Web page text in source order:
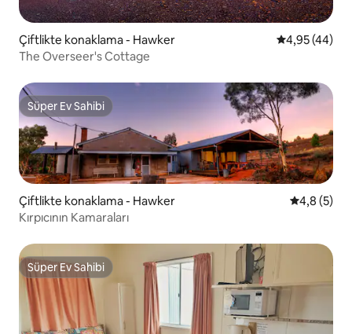
Çiftlikte konaklama - Hawker 5 üzerinden
4,95 (44)
The Overseer's Cottage
Süper Ev Sahibi
Süper Ev Sahibi
Çiftlikte konaklama - Hawker 54,8 (5)
Kırpıcının Kamaraları
Süper Ev Sahibi
Süper Ev Sahibi